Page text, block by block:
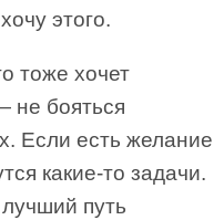
этого.
тоже хочет
не бояться
Если есть желание
какие-то задачи.
путь